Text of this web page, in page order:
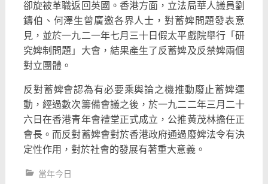
卻旋被革職返回英國。香港方面，立法局華人議員劉
鑄伯、何澤生曾廣邀各界人士，對蓄婢問題發表意
見，並於一九二一年七月三十日假太平戲院舉行「研
究婢制問題」大會，結果產生了反蓄婢及反禁婢兩個
對立團體。
反對蓄婢會認為有必要乘輿論之機推動廢止蓄婢運
動，經過數次籌備會議之後，於一九二二年三月二十
六日在香港青年會禮堂正式成立，公推黃茂林擔任正
會長。而反對蓄婢會對於香港政府通過廢婢法令有決
定性作用，對於社會的發展有著重大意義。
當年今日